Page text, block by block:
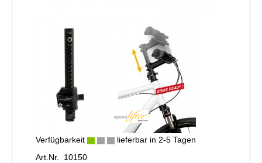
Verfügbarkeit
lieferbar in 2-5 Tagen
Art.Nr. 10150